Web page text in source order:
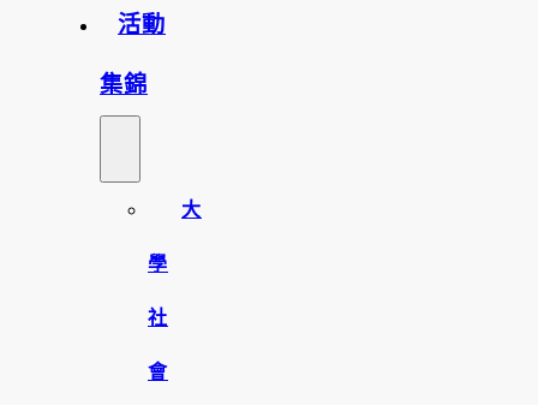
活動
集錦
大
學
社
會